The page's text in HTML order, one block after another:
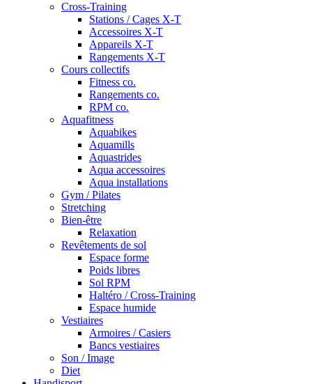
Cross-Training
Stations / Cages X-T
Accessoires X-T
Appareils X-T
Rangements X-T
Cours collectifs
Fitness co.
Rangements co.
RPM co.
Aquafitness
Aquabikes
Aquamills
Aquastrides
Aqua accessoires
Aqua installations
Gym / Pilates
Stretching
Bien-être
Relaxation
Revêtements de sol
Espace forme
Poids libres
Sol RPM
Haltéro / Cross-Training
Espace humide
Vestiaires
Armoires / Casiers
Bancs vestiaires
Son / Image
Diet